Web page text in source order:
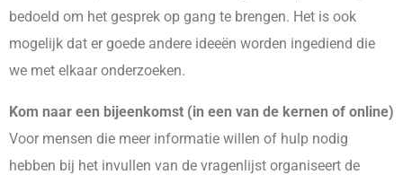
bedoeld om het gesprek op gang te brengen. Het is ook
mogelijk dat er goede andere ideeën worden ingediend die
we met elkaar onderzoeken.
Kom naar een bijeenkomst (in een van de kernen of online)
Voor mensen die meer informatie willen of hulp nodig
hebben bij het invullen van de vragenlijst organiseert de